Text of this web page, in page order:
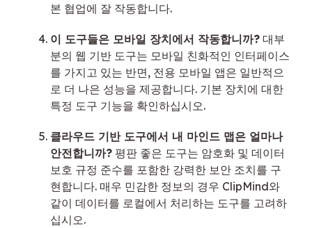
본 협업에 잘 작동합니다.
이 도구들은 모바일 장치에서 작동합니까? 대부
분의 웹 기반 도구는 모바일 친화적인 인터페이스
를 가지고 있는 반면, 전용 모바일 앱은 일반적으
로 더 나은 성능을 제공합니다. 기본 장치에 대한
특정 도구 기능을 확인하십시오.
클라우드 기반 도구에서 내 마인드 맵은 얼마나
안전합니까? 평판 좋은 도구는 암호화 및 데이터
보호 규정 준수를 포함한 강력한 보안 조치를 구
현합니다. 매우 민감한 정보의 경우 ClipMind와
같이 데이터를 로컬에서 처리하는 도구를 고려하
십시오.